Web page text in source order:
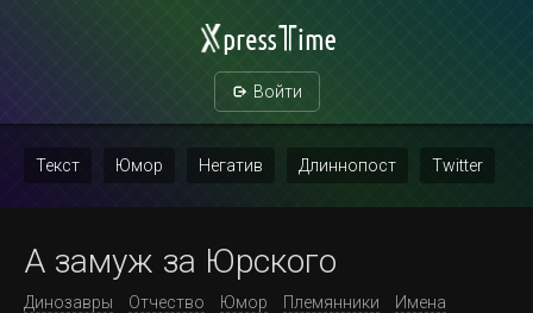
Войти
Текст Юмор Негатив Длиннопост Twitter
А замуж за Юрского
Динозавры Отчество Юмор Племянники
Имена